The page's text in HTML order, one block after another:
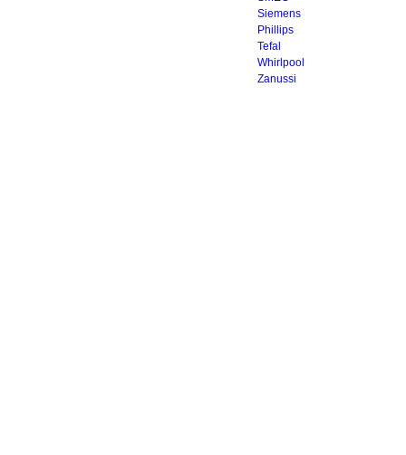
Siemens
Phillips
Tefal
Whirlpool
Zanussi